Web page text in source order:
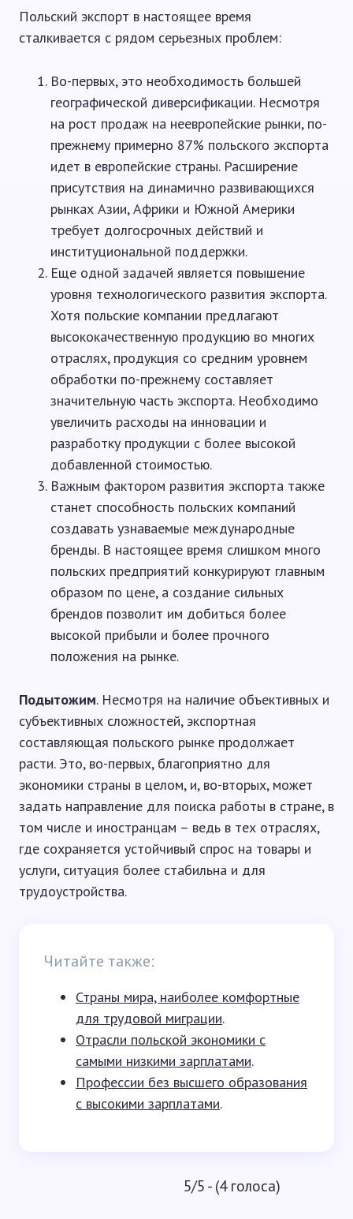
Польский экспорт в настоящее время
сталкивается с рядом серьезных проблем:
Во-первых, это необходимость большей
географической диверсификации. Несмотря
на рост продаж на неевропейские рынки, по-
прежнему примерно 87% польского экспорта
идет в европейские страны. Расширение
присутствия на динамично развивающихся
рынках Азии, Африки и Южной Америки
требует долгосрочных действий и
институциональной поддержки.
Еще одной задачей является повышение
уровня технологического развития экспорта.
Хотя польские компании предлагают
высококачественную продукцию во многих
отраслях, продукция со средним уровнем
обработки по-прежнему составляет
значительную часть экспорта. Необходимо
увеличить расходы на инновации и
разработку продукции с более высокой
добавленной стоимостью.
Важным фактором развития экспорта также
станет способность польских компаний
создавать узнаваемые международные
бренды. В настоящее время слишком много
польских предприятий конкурируют главным
образом по цене, а создание сильных
брендов позволит им добиться более
высокой прибыли и более прочного
положения на рынке.
Подытожим. Несмотря на наличие объективных и
субъективных сложностей, экспортная
составляющая польского рынке продолжает
расти. Это, во-первых, благоприятно для
экономики страны в целом, и, во-вторых, может
задать направление для поиска работы в стране, в
том числе и иностранцам – ведь в тех отраслях,
где сохраняется устойчивый спрос на товары и
услуги, ситуация более стабильна и для
трудоустройства.
Читайте также:
Страны мира, наиболее комфортные
для трудовой миграции.
Отрасли польской экономики с
самыми низкими зарплатами.
Профессии без высшего образования
с высокими зарплатами.
5/5 - (4 голоса)